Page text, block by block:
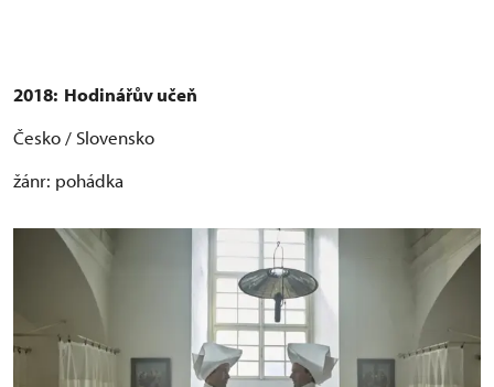
2018: Hodinářův učeň
Česko / Slovensko
žánr: pohádka